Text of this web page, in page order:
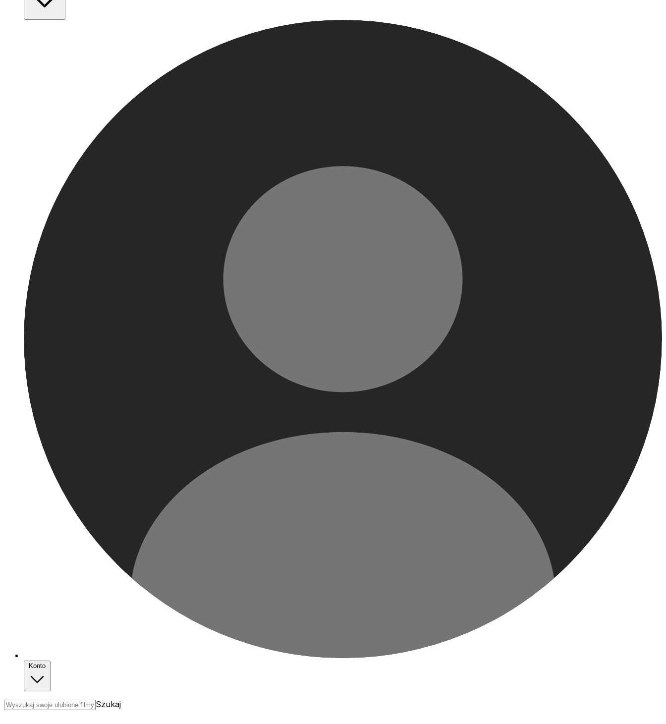
Konto
Szukaj